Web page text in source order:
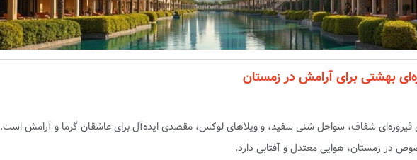
بهشتی برای آرامش در زمستان
فیروزه‌ای شفاف، سواحل شنی سفید، و ویلاهای لوکس، مقصدی ایده‌آل برای عاشقان گرما و آرامش است.
در زمستان، هوایی معتدل و آفتابی دارد.